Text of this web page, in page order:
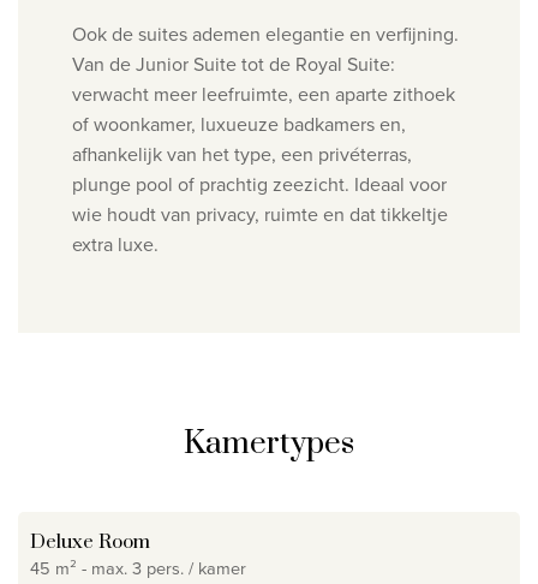
Ook de suites ademen elegantie en verfijning.
Van de Junior Suite tot de Royal Suite:
verwacht meer leefruimte, een aparte zithoek
of woonkamer, luxueuze badkamers en,
afhankelijk van het type, een privéterras,
plunge pool of prachtig zeezicht. Ideaal voor
wie houdt van privacy, ruimte en dat tikkeltje
extra luxe.
Kamertypes
Deluxe Room
45 m² - max. 3 pers. / kamer